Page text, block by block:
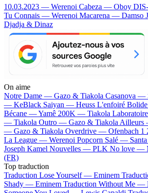
10.03.2023 — Werenoi Cabeza — Oboy
Tu Connais — Werenoi Macarena — Damso
Djadja & Dinaz
On aime
Notre Dame — Gazo & Tiakola Casanova —
— KeBlack Saiyan — Heuss L'enfoiré
Bécane —Yamê 200K — Tiakola
— Tiakola Outro — Gazo & Tiakola
— Gazo & Tiakola Overdrive — Ofenbach 1
La League — Werenoi Popcorn Salé — Santa
Joseph Kamel Nouvelles — PLK No love —
(FR)
Top traduction
Traduction Lose Yourself — Eminem
Shady — Eminem Traduction Without Me —